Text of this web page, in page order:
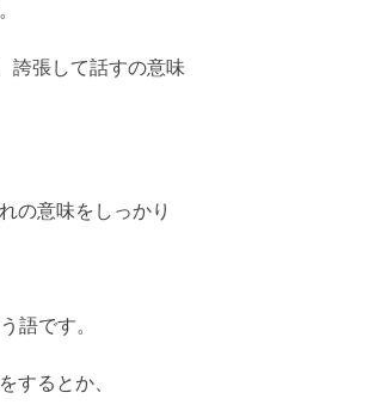
誇張して話すの意味
の意味をしっかり
語です。
するとか、